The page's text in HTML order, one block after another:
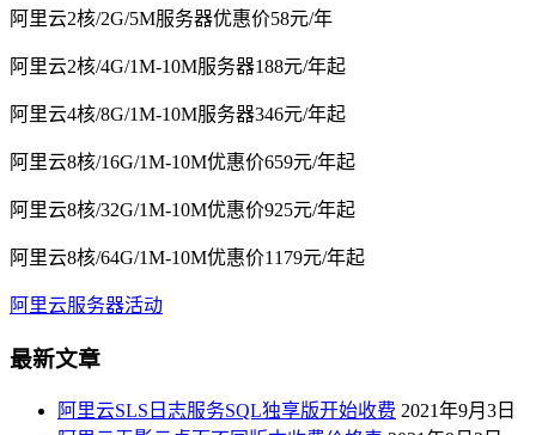
阿里云2核/2G/5M服务器优惠价58元/年
阿里云2核/4G/1M-10M服务器188元/年起
阿里云4核/8G/1M-10M服务器346元/年起
阿里云8核/16G/1M-10M优惠价659元/年起
阿里云8核/32G/1M-10M优惠价925元/年起
阿里云8核/64G/1M-10M优惠价1179元/年起
阿里云服务器活动
最新文章
阿里云SLS日志服务SQL独享版开始收费 2021年9月3日